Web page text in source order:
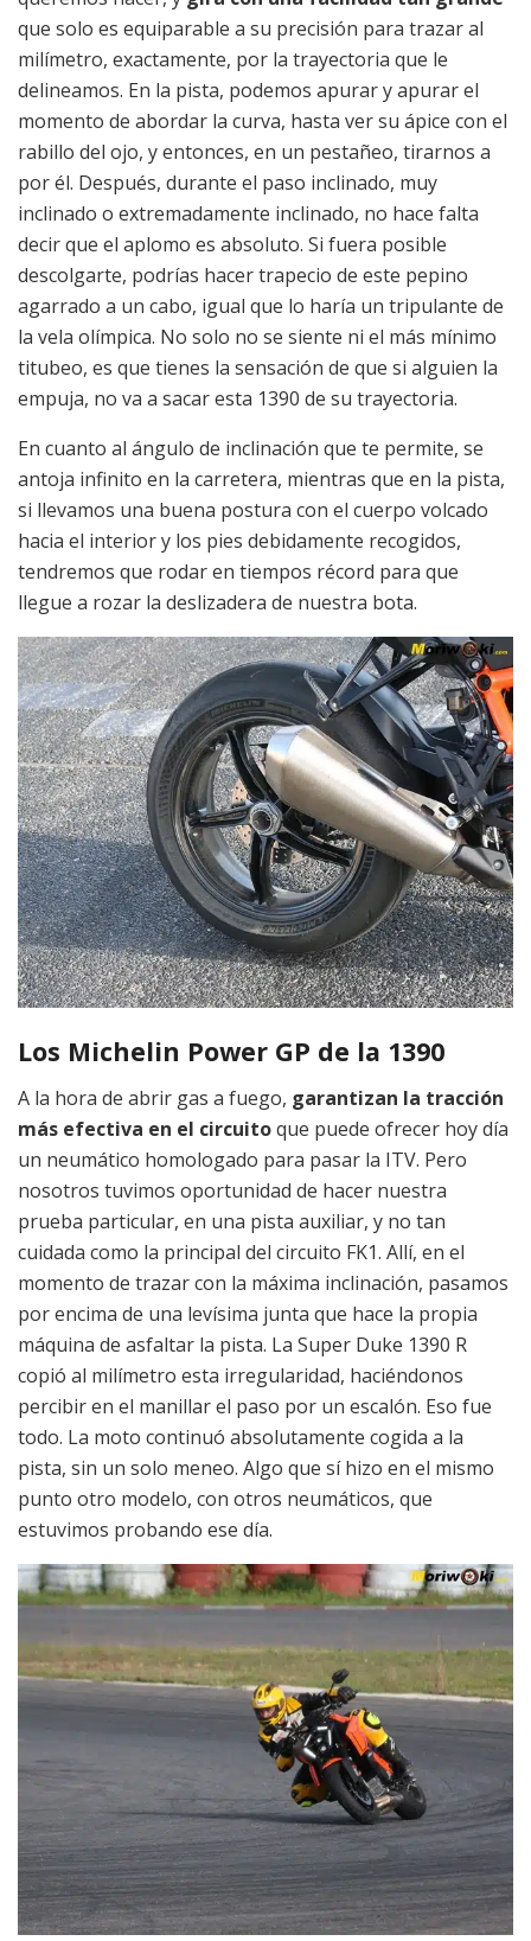
que solo es equiparable a su precisión para trazar al
milímetro, exactamente, por la trayectoria que le
delineamos. En la pista, podemos apurar y apurar el
momento de abordar la curva, hasta ver su ápice con el
rabillo del ojo, y entonces, en un pestañeo, tirarnos a
por él. Después, durante el paso inclinado, muy
inclinado o extremadamente inclinado, no hace falta
decir que el aplomo es absoluto. Si fuera posible
descolgarte, podrías hacer trapecio de este pepino
agarrado a un cabo, igual que lo haría un tripulante de
la vela olímpica. No solo no se siente ni el más mínimo
titubeo, es que tienes la sensación de que si alguien la
empuja, no va a sacar esta 1390 de su trayectoria.
En cuanto al ángulo de inclinación que te permite, se
antoja infinito en la carretera, mientras que en la pista,
si llevamos una buena postura con el cuerpo volcado
hacia el interior y los pies debidamente recogidos,
tendremos que rodar en tiempos récord para que
llegue a rozar la deslizadera de nuestra bota.
Los Michelin Power GP de la 1390
A la hora de abrir gas a fuego, garantizan la tracción
más efectiva en el circuitoque puede ofrecer hoy día
un neumático homologado para pasar la ITV. Pero
nosotros tuvimos oportunidad de hacer nuestra
prueba particular, en una pista auxiliar, y no tan
cuidada como la principal del circuito FK1. Allí, en el
momento de trazar con la máxima inclinación, pasamos
por encima de una levísima junta que hace la propia
máquina de asfaltar la pista. La Super Duke 1390 R
copió al milímetro esta irregularidad, haciéndonos
percibir en el manillar el paso por un escalón. Eso fue
todo. La moto continuó absolutamente cogida a la
pista, sin un solo meneo. Algo que sí hizo en el mismo
punto otro modelo, con otros neumáticos, que
estuvimos probando ese día.